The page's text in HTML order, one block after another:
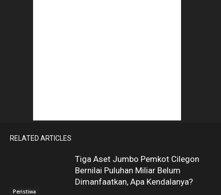
RELATED ARTICLES
Peristiwa
Tiga Aset Jumbo Pemkot Cilegon
Bernilai Puluhan Miliar Belum
Dimanfaatkan, Apa Kendalanya?